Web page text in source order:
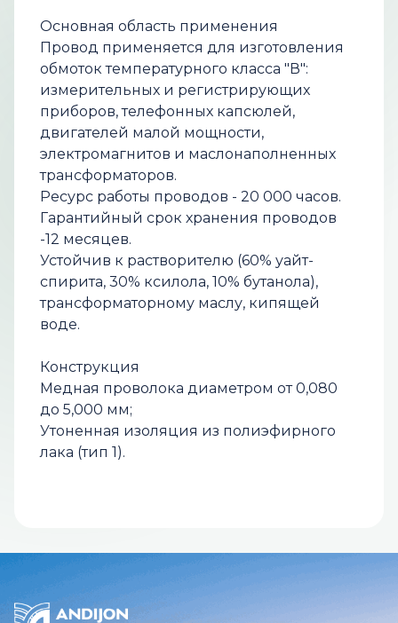
Основная область применения
Провод примeняeтcя для изготовления
обмоток температурного класса "В":
измерительных и регистрирующих
приборов, телефонных капсюлей,
двигателей малой мощности,
электромагнитов и маслонаполненных
трансформаторов.
Ресурс работы проводов - 20 000 часов.
Гарантийный срок хранения проводов
-12 месяцев.
Устойчив к растворителю (60% уайт-
спирита, 30% ксилола, 10% бутанола),
трансформаторному маслу, кипящей
воде.
Конструкция
Медная проволока диаметром от 0,080
до 5,000 мм;
Утоненная изоляция из полиэфирного
лака (тип 1).